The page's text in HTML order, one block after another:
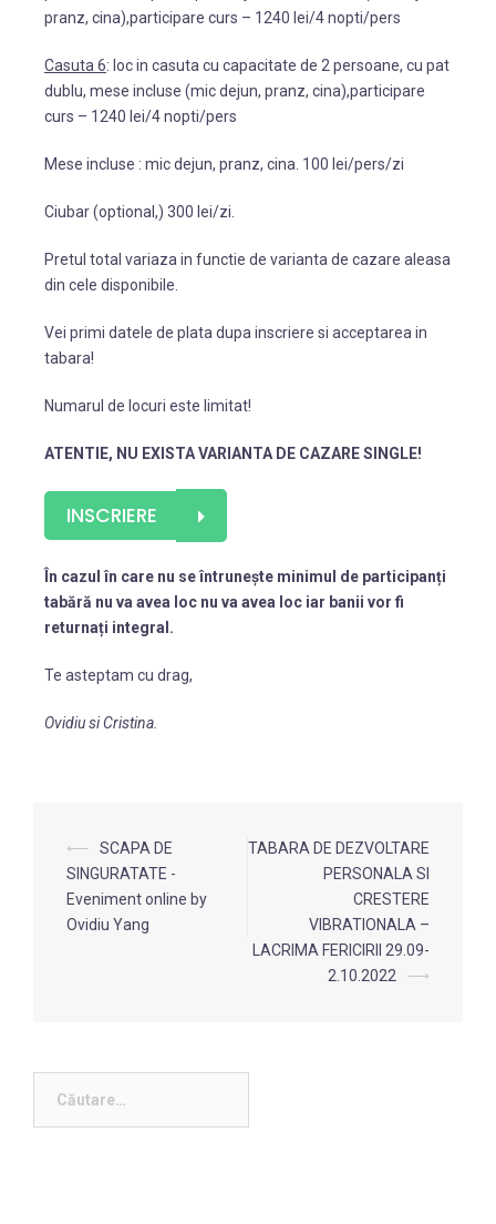
pranz, cina),participare curs – 1240 lei/4 nopti/pers
Casuta 6: loc in casuta cu capacitate de 2 persoane, cu pat
dublu, mese incluse (mic dejun, pranz, cina),participare
curs – 1240 lei/4 nopti/pers
Mese incluse : mic dejun, pranz, cina. 100 lei/pers/zi
Ciubar (optional,) 300 lei/zi.
Pretul total variaza in functie de varianta de cazare aleasa
din cele disponibile.
Vei primi datele de plata dupa inscriere si acceptarea in
tabara!
Numarul de locuri este limitat!
ATENTIE, NU EXISTA VARIANTA DE CAZARE SINGLE!
INSCRIERE
În cazul în care nu se întrunește minimul de participanți
tabără nu va avea loc nu va avea loc iar banii vor fi
returnați integral.
Te asteptam cu drag,
Ovidiu si Cristina.
⟵
SCAPA DE
SINGURATATE -
Eveniment online by
Ovidiu Yang
TABARA DE DEZVOLTARE
PERSONALA SI
CRESTERE
VIBRATIONALA –
LACRIMA FERICIRII 29.09-
2.10.2022
⟶